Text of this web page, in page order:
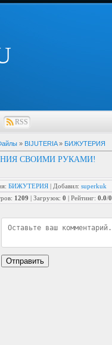
RSS
» BIJUTERIA» БИЖУТЕРИЯ
СВОИМИ РУКАМИ!
: БИЖУТЕРИЯ | Добавил: superkuk
: 1209 | Загрузок: 0 | Рейтинг: 0.0/0
Отправить